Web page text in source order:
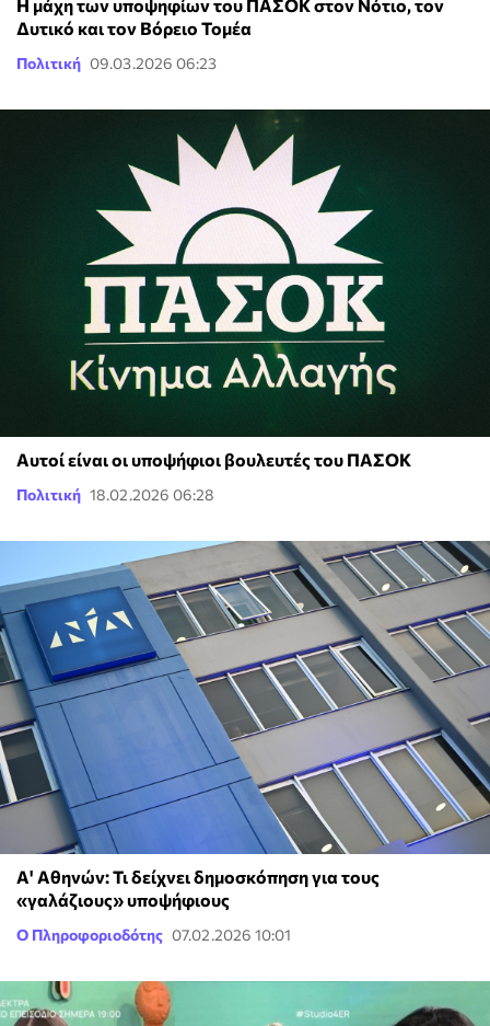
Η μάχη των υποψηφίων του ΠΑΣΟΚ στον Νότιο, τον
Δυτικό και τον Βόρειο Τομέα
Πολιτική 09.03.2026 06:23
Αυτοί είναι οι υποψήφιοι βουλευτές του ΠΑΣΟΚ
Πολιτική 18.02.2026 06:28
Α' Αθηνών: Τι δείχνει δημοσκόπηση για τους
«γαλάζιους» υποψήφιους
Ο Πληροφοριοδότης 07.02.2026 10:01